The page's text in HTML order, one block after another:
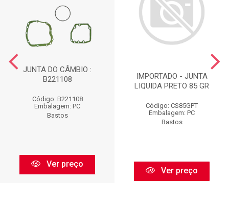
JUNTA DO CÂMBIO :
B221108
Código: B221108
Embalagem: PC
Bastos
Ver preço
IMPORTADO - JUNTA
LIQUIDA PRETO 85 GR
Código: CS85GPT
Embalagem: PC
Bastos
Ver preço